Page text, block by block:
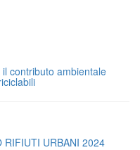
contributo ambientale
RIFIUTI URBANI 2024